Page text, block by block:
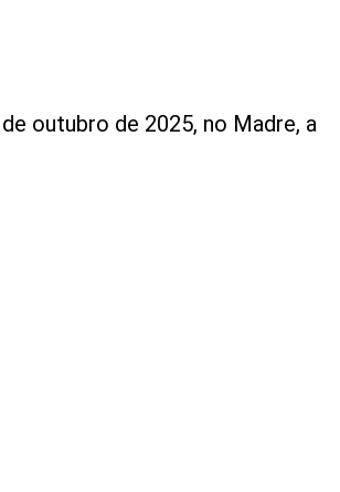
outubro de 2025, no Madre, a